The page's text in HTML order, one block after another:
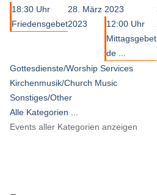
18:30 Uhr
Friedensgebet
28. März
2023
2023
12:00 Uhr
Mittagsgebet
de ...
Gottesdienste/Worship Services
Kirchenmusik/Church Music
Sonstiges/Other
Alle Kategorien ...
Events aller Kategorien anzeigen